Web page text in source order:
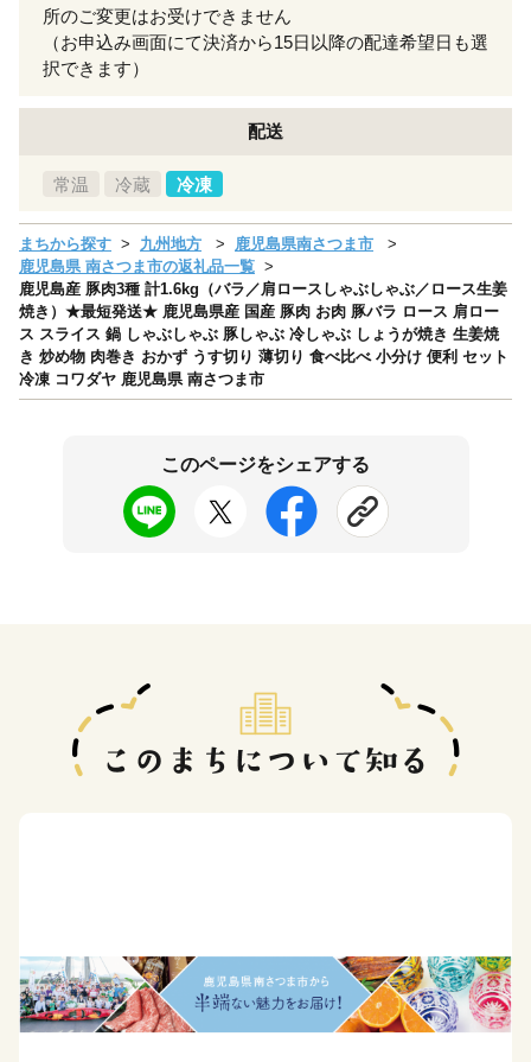
所のご変更はお受けできません
（お申込み画面にて決済から15日以降の配達希望日も選
択できます）
配送
常温 冷蔵 冷凍
まちから探す 九州地方
鹿児島県南さつま市
鹿児島県 南さつま市の返礼品一覧
鹿児島産 豚肉3種 計1.6kg（バラ／肩ロースしゃぶしゃぶ／ロース生姜
焼き）★最短発送★ 鹿児島県産 国産 豚肉 お肉 豚バラ ロース 肩ロー
ス スライス 鍋 しゃぶしゃぶ 豚しゃぶ 冷しゃぶ しょうが焼き 生姜焼
き 炒め物 肉巻き おかず うす切り 薄切り 食べ比べ 小分け 便利 セット
冷凍 コワダヤ 鹿児島県 南さつま市
このページをシェアする